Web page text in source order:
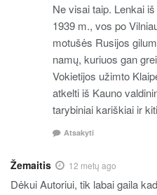
Ne visai taip. Lenkai
1939 m., vos po
motušės Rusijos
namų, kuriuos gan
Vokietijos užimto
atkelti iš Kauno
tarybiniai kariškiai ir
Atsakyti
Žemaitis 12 metų ago
Dėkui Autoriui, tik labai gaila